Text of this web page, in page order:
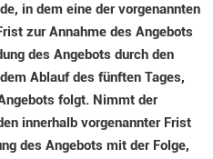
in dem eine der vorgenannten
zur Annahme des Angebots
des Angebots durch den
Ablauf des fünften Tages,
folgt. Nimmt der
innerhalb vorgenannter Frist
des Angebots mit der Folge,